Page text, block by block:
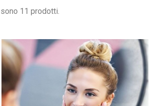
11 prodotti.